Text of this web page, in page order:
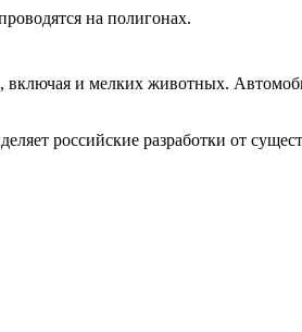
на полигонах.
включая и мелких животных.
российские разработки от